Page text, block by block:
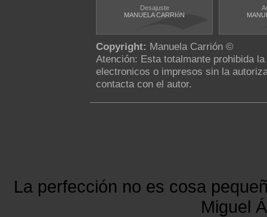
Desajuste
MANUELA CARRIóN
Copyright: Manuela Carrión ©
Atención: Esta totalmante prohibida
electronicos o impresos sin la
contacta con el autor.
La perfección no es cosa
Miguel